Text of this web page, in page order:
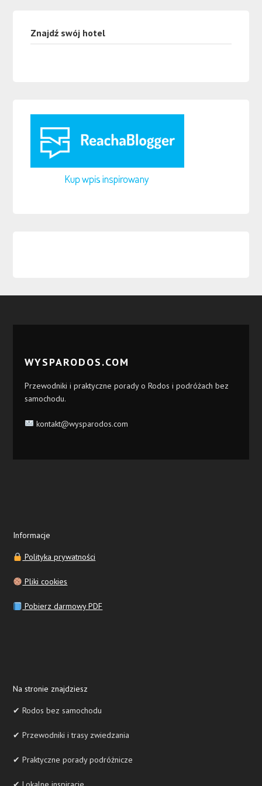
Znajdź swój hotel
WYSPARODOS.COM
Przewodniki i praktyczne porady o Rodos i podróżach bez
samochodu.
kontakt@wysparodos.com
Informacje
Polityka prywatności
Pliki cookies
Pobierz darmowy PDF
Na stronie znajdziesz
✔ Rodos bez samochodu
✔ Przewodniki i trasy zwiedzania
✔ Praktyczne porady podróżnicze